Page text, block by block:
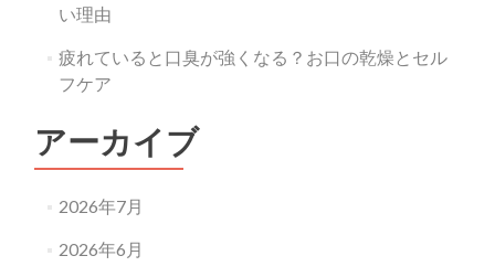
い理由
疲れていると口臭が強くなる？お口の乾燥とセル
フケア
アーカイブ
2026年7月
2026年6月